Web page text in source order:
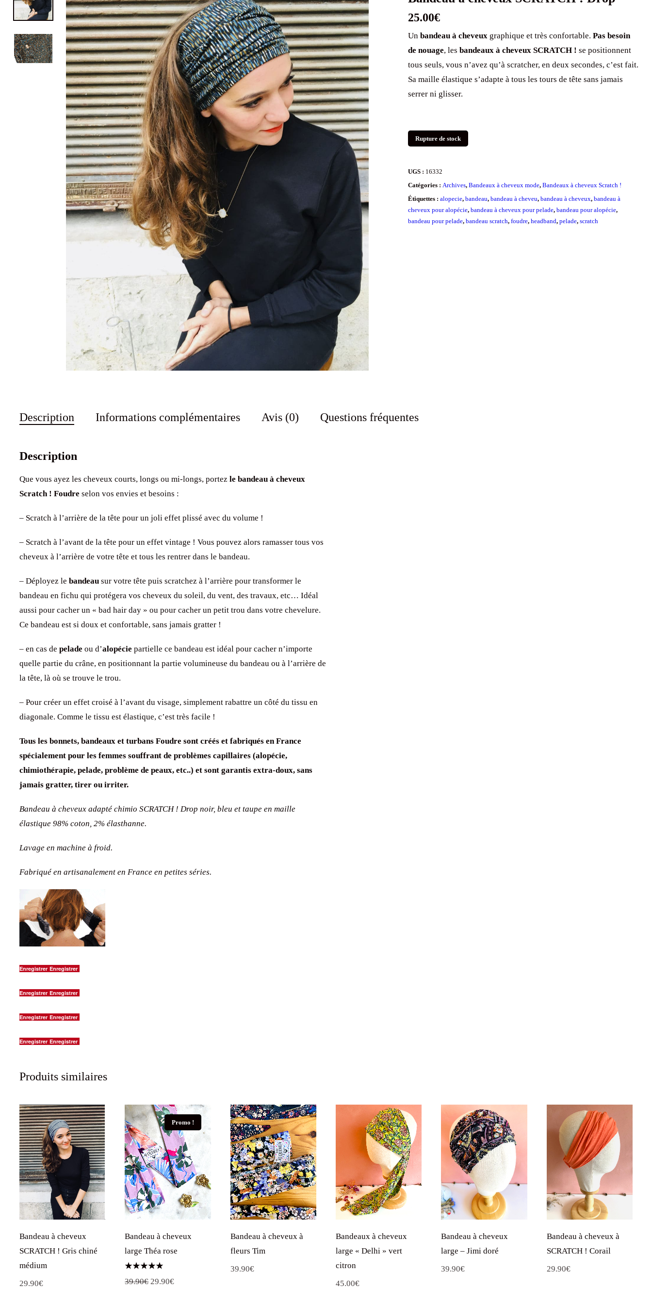
25.00€
Un bandeau à cheveux graphique et très confortable.Pas besoin
de nouage, lesbandeaux à cheveux SCRATCH ! se positionnent
tous seuls, vous n’avez qu’à scratcher, en deux secondes, c’est fait.
Sa maille élastique s’adapte à tous les tours de tête sans jamais
serrer ni glisser.
Rupture de stock
UGS : 16332
Catégories :Archives,Bandeaux à cheveux mode,Bandeaux à cheveux Scratch !
Étiquettes :alopecie,bandeau,bandeau à cheveu,bandeau à cheveux,bandeau à
cheveux pour alopécie,bandeau à cheveux pour pelade,bandeau pour alopécie,
bandeau pour pelade,bandeau scratch,foudre,headband,pelade,scratch
Description Informations complémentaires Avis (0) Questions fréquentes
Description
Que vous ayez les cheveux courts, longs ou mi-longs, portez le bandeau à cheveux
Scratch ! Foudre selon vos envies et besoins :
– Scratch à l’arrière de la tête pour un joli effet plissé avec du volume !
– Scratch à l’avant de la tête pour un effet vintage ! Vous pouvez alors ramasser tous vos
cheveux à l’arrière de votre tête et tous les rentrer dans le bandeau.
– Déployez le bandeau sur votre tête puis scratchez à l’arrière pour transformer le
bandeau en fichu qui protégera vos cheveux du soleil, du vent, des travaux, etc… Idéal
aussi pour cacher un « bad hair day » ou pour cacher un petit trou dans votre chevelure.
Ce bandeau est si doux et confortable, sans jamais gratter !
– en cas de pelade ou d’alopécie partielle ce bandeau est idéal pour cacher n’importe
quelle partie du crâne, en positionnant la partie volumineuse du bandeau ou à l’arrière de
la tête, là où se trouve le trou.
– Pour créer un effet croisé à l’avant du visage, simplement rabattre un côté du tissu en
diagonale. Comme le tissu est élastique, c’est très facile !
Tous les bonnets, bandeaux et turbans Foudre sont créés et fabriqués en France
spécialement pour les femmes souffrant de problèmes capillaires (alopécie,
chimiothérapie, pelade, problème de peaux, etc..) et sont garantis extra-doux, sans
jamais gratter, tirer ou irriter.
Bandeau à cheveux adapté chimio SCRATCH ! Drop noir, bleu et taupe en maille
élastique 98% coton, 2% élasthanne.
Lavage en machine à froid.
Fabriqué en artisanalement en France en petites séries.
Enregistrer Enregistrer
Enregistrer Enregistrer
Enregistrer Enregistrer
Enregistrer Enregistrer
Produits similaires
Bandeau à cheveux
SCRATCH ! Gris chiné
médium
29.90€
Promo !
Bandeau à cheveux
large Théa rose
5.00
39.90€ Le
29.90€Le
Bandeau à cheveux à
fleurs Tim
39.90€
Bandeaux à cheveux
large « Delhi » vert
citron
45.00€
Bandeau à cheveux
large – Jimi doré
39.90€
Bandeau à cheveux à
SCRATCH ! Corail
29.90€